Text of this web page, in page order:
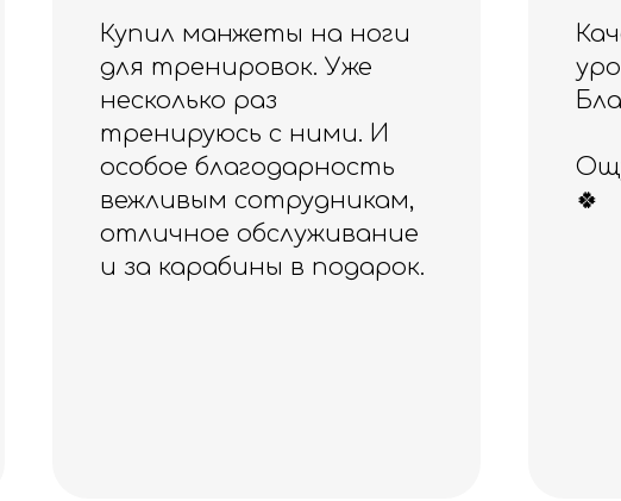
Качество на высшем
уровне 🏆
Благодарю за куртку 💕
Ощущения- прекрасные
🍀